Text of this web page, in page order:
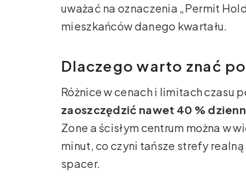
uważać na oznaczenia „Permit
mieszkańców danego kwartału.
Dlaczego warto znać
Różnice w cenach i limitach czasu
zaoszczędzić nawet 40 %
Zone a ścisłym centrum można w
minut, co czyni tańsze strefy
spacer.